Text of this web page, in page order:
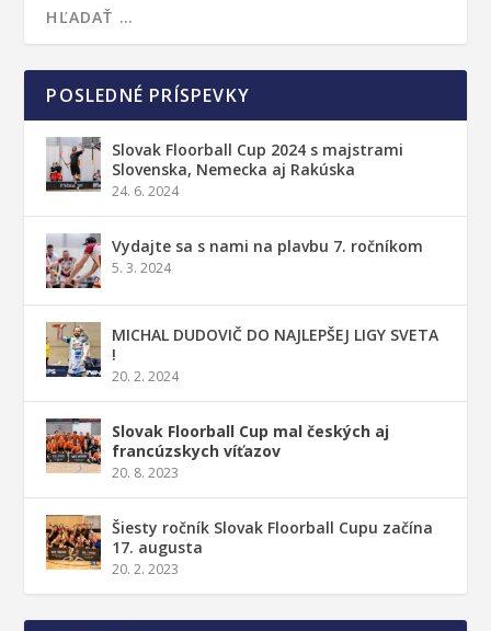
POSLEDNÉ PRÍSPEVKY
Slovak Floorball Cup 2024 s majstrami
Slovenska, Nemecka aj Rakúska
24. 6. 2024
Vydajte sa s nami na plavbu 7. ročníkom
5. 3. 2024
MICHAL DUDOVIČ DO NAJLEPŠEJ LIGY SVETA
!
20. 2. 2024
Slovak Floorball Cup mal českých aj
francúzskych víťazov
20. 8. 2023
Šiesty ročník Slovak Floorball Cupu začína
17. augusta
20. 2. 2023